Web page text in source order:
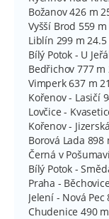
Božanov 426 m
Vyšší Brod 559
Liblín 299 m
Bílý Potok - U
Bedřichov 777 m
Vimperk 637 m
Kořenov - Lasičí
Lovčice -
Kořenov -
Borová Lada 898
Černá v
Bílý Potok -
Praha -
Jelení - Nová
Chudenice 490